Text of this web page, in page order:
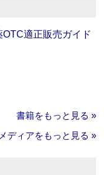
OTC適正販売ガイド
書籍をもっと見る »
ディアをもっと見る »